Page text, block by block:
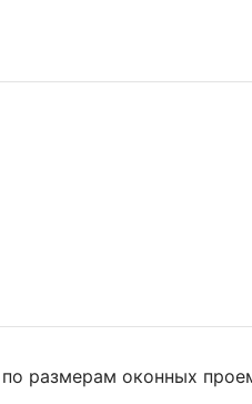
размерам оконных